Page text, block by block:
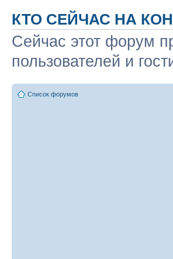
КТО СЕЙЧАС НА
Сейчас этот форум
пользователей и
Список форумов